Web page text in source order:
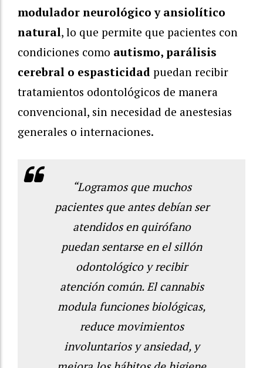
modulador neurológico y ansiolítico
natural, lo que permite que pacientes con
condiciones como autismo, parálisis
cerebral o espasticidad puedan recibir
tratamientos odontológicos de manera
convencional, sin necesidad de anestesias
generales o internaciones.
“Logramos que muchos
pacientes que antes debían ser
atendidos en quirófano
puedan sentarse en el sillón
odontológico y recibir
atención común. El cannabis
modula funciones biológicas,
reduce movimientos
involuntarios y ansiedad, y